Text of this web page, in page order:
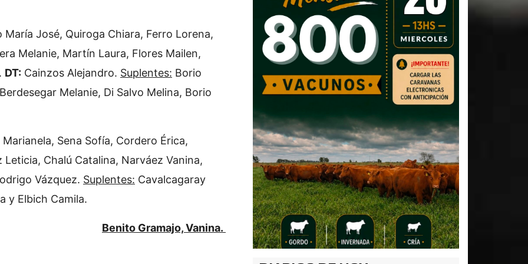
José, Quiroga Chiara, Ferro Lorena,
Melanie, Martín Laura, Flores Mailen,
DT: Cainzos Alejandro. Suplentes: Borio
Melanie, Di Salvo Melina, Borio
Sena Sofía, Cordero Érica,
Chalú Catalina, Narváez Vanina,
Vázquez. Suplentes: Cavalcagaray
y Elbich Camila.
Benito Gramajo, Vanina.